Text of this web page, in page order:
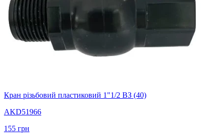
Кран різьбовий пластиковий 1"1/2 ВЗ (40)
AKD51966
155 грн